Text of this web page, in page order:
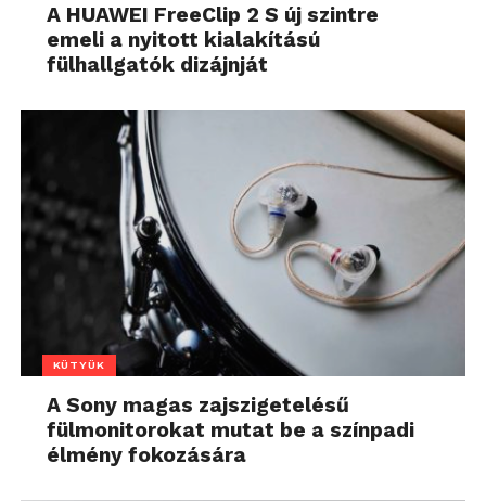
A HUAWEI FreeClip 2 S új szintre
emeli a nyitott kialakítású
fülhallgatók dizájnját
KÜTYÜK
A Sony magas zajszigetelésű
fülmonitorokat mutat be a színpadi
élmény fokozására